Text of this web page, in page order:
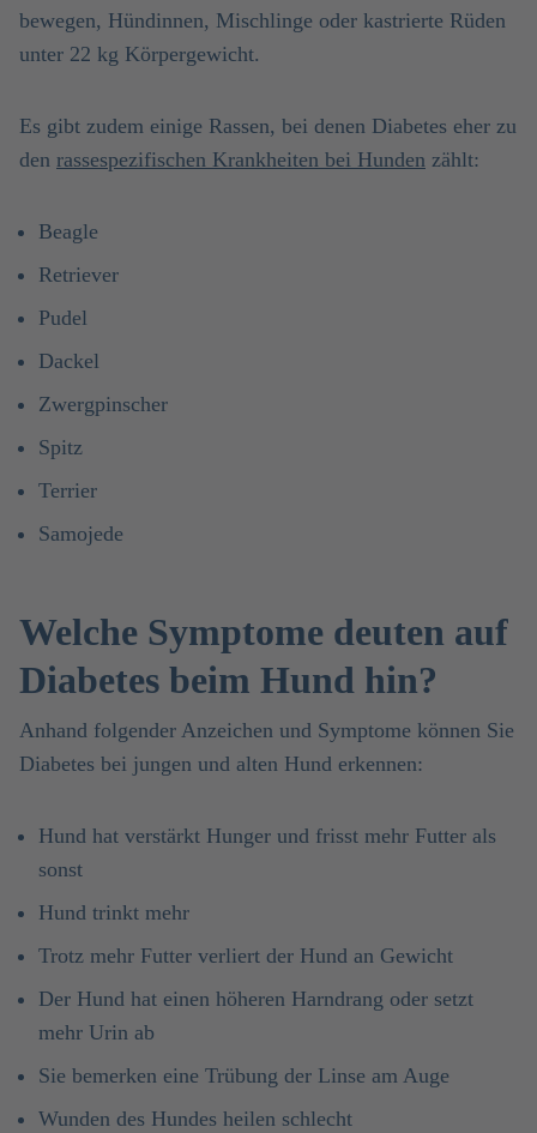
bewegen, Hündinnen, Mischlinge oder kastrierte Rüden
unter 22 kg Körpergewicht.
Es gibt zudem einige Rassen, bei denen Diabetes eher zu
den rassespezifischen Krankheiten bei Hunden zählt:
Beagle
Retriever
Pudel
Dackel
Zwergpinscher
Spitz
Terrier
Samojede
Welche Symptome deuten auf
Diabetes beim Hund hin?
Anhand folgender Anzeichen und Symptome können Sie
Diabetes bei jungen und alten Hund erkennen:
Hund hat verstärkt Hunger und frisst mehr Futter als
sonst
Hund trinkt mehr
Trotz mehr Futter verliert der Hund an Gewicht
Der Hund hat einen höheren Harndrang oder setzt
mehr Urin ab
Sie bemerken eine Trübung der Linse am Auge
Wunden des Hundes heilen schlecht